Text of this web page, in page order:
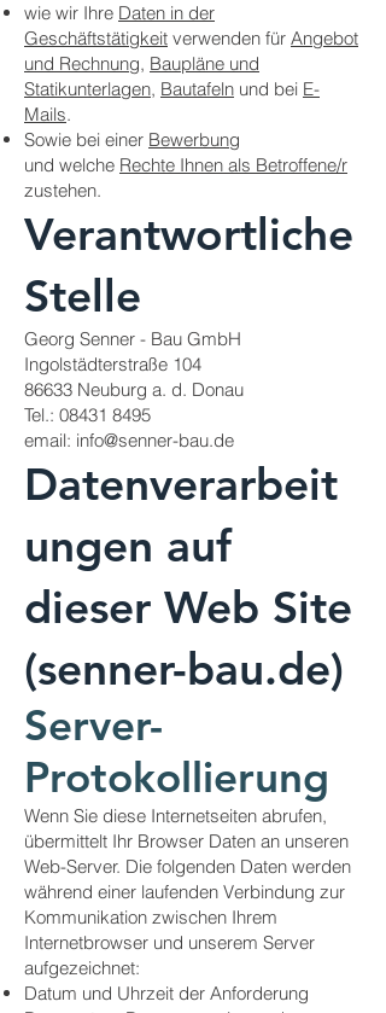
wie wir Ihre Daten in der
Geschäftstätigkeit verwenden für Angebot
und Rechnung, Baupläne und
Statikunterlagen, Bautafeln und bei E-
Mails.
Sowie bei einer Bewerbung
und welche Rechte Ihnen als Betroffene/r
zustehen.
Verantwortliche
Stelle
Georg Senner - Bau GmbH
Ingolstädterstraße 104
86633 Neuburg a. d. Donau
Tel.: 08431 8495
email: info@senner-bau.de
Datenverarbeit
ungen auf
dieser Web Site
(senner-bau.de)
Server-
Protokollierung
Wenn Sie diese Internetseiten abrufen,
übermittelt Ihr Browser Daten an unseren
Web-Server. Die folgenden Daten werden
während einer laufenden Verbindung zur
Kommunikation zwischen Ihrem
Internetbrowser und unserem Server
aufgezeichnet:
Datum und Uhrzeit der Anforderung